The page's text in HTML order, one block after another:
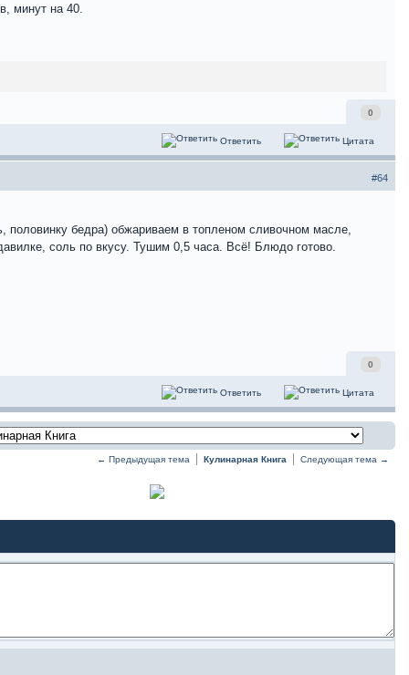
минут на 40.
0
Цитата
Ответить
#64
половинку бедра) обжариваем в топленом сливочном масле,
соль по вкусу. Тушим 0,5 часа. Всё! Блюдо готово.
0
Цитата
Ответить
← Предыдущая тема Кулинарная Книга Следующая тема →